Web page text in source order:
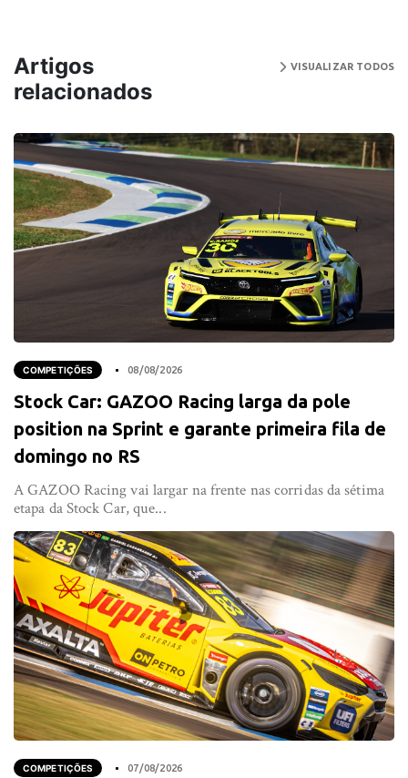
Artigos
relacionados
VISUALIZAR TODOS
COMPETIÇÕES 08/08/2026
Stock Car: GAZOO Racing larga da pole
position na Sprint e garante primeira fila de
domingo no RS
A GAZOO Racing vai largar na frente nas corridas da sétima
etapa da Stock Car, que...
COMPETIÇÕES 07/08/2026